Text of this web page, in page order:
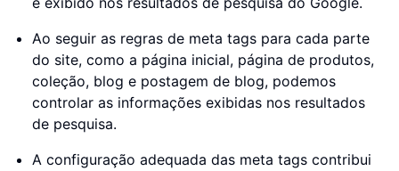
Ao seguir as regras de meta tags para cada parte
do site, como a página inicial, página de produtos,
coleção, blog e postagem de blog, podemos
controlar as informações exibidas nos resultados
de pesquisa.
A configuração adequada das meta tags contribui